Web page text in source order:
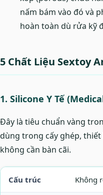
nấm bám vào đó và
hoàn toàn dù rửa kỹ
5 Chất Liệu Sextoy
1. Silicone Y Tế
Đây là tiêu chuẩn vàng
dùng trong cấy ghép,
không cần bàn cãi.
Cấu trúc Không